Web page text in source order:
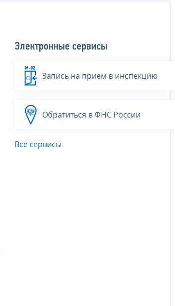
Электронные сервисы
Запись на прием в инспекцию
Обратиться в ФНС России
Все сервисы